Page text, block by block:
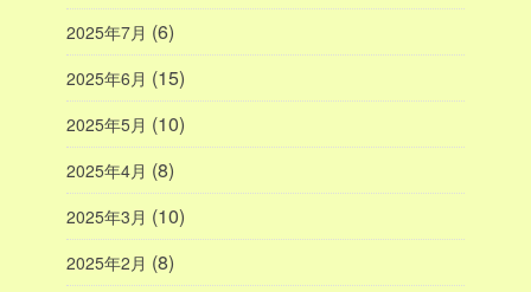
2025年7月 (6)
2025年6月 (15)
2025年5月 (10)
2025年4月 (8)
2025年3月 (10)
2025年2月 (8)